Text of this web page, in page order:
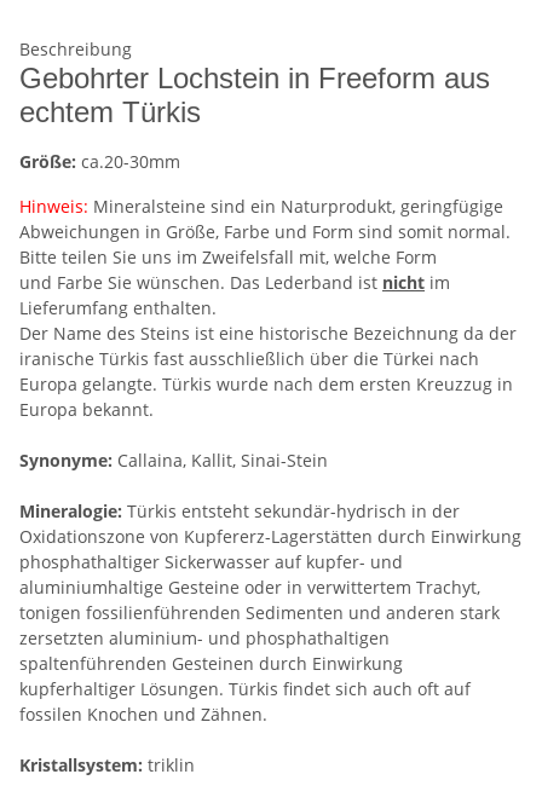
Beschreibung
Gebohrter Lochstein in Freeform aus
echtem Türkis
Größe: ca.20-30mm
Hinweis: Mineralsteine sind ein Naturprodukt, geringfügige
Abweichungen in Größe, Farbe und Form sind somit normal.
Bitte teilen Sie uns im Zweifelsfall mit, welche Form
und Farbe Sie wünschen. Das Lederband ist nicht im
Lieferumfang enthalten.
Der Name des Steins ist eine historische Bezeichnung da der
iranische Türkis fast ausschließlich über die Türkei nach
Europa gelangte. Türkis wurde nach dem ersten Kreuzzug in
Europa bekannt.
Synonyme: Callaina, Kallit, Sinai-Stein
Mineralogie: Türkis entsteht sekundär-hydrisch in der
Oxidationszone von Kupfererz-Lagerstätten durch Einwirkung
phosphathaltiger Sickerwasser auf kupfer- und
aluminiumhaltige Gesteine oder in verwittertem Trachyt,
tonigen fossilienführenden Sedimenten und anderen stark
zersetzten aluminium- und phosphathaltigen
spaltenführenden Gesteinen durch Einwirkung
kupferhaltiger Lösungen. Türkis findet sich auch oft auf
fossilen Knochen und Zähnen.
Kristallsystem: triklin